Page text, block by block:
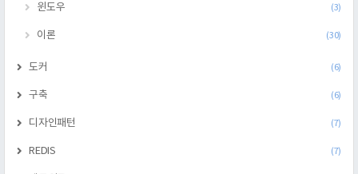
윈도우 (3)
이론 (30)
도커 (6)
구축 (6)
디자인패턴 (7)
REDIS (7)